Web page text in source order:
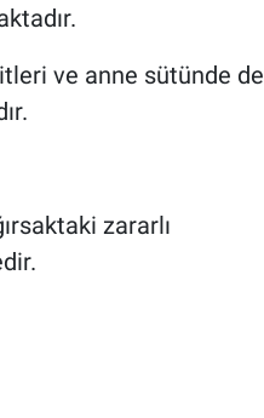
ve anne sütünde de
zararlı